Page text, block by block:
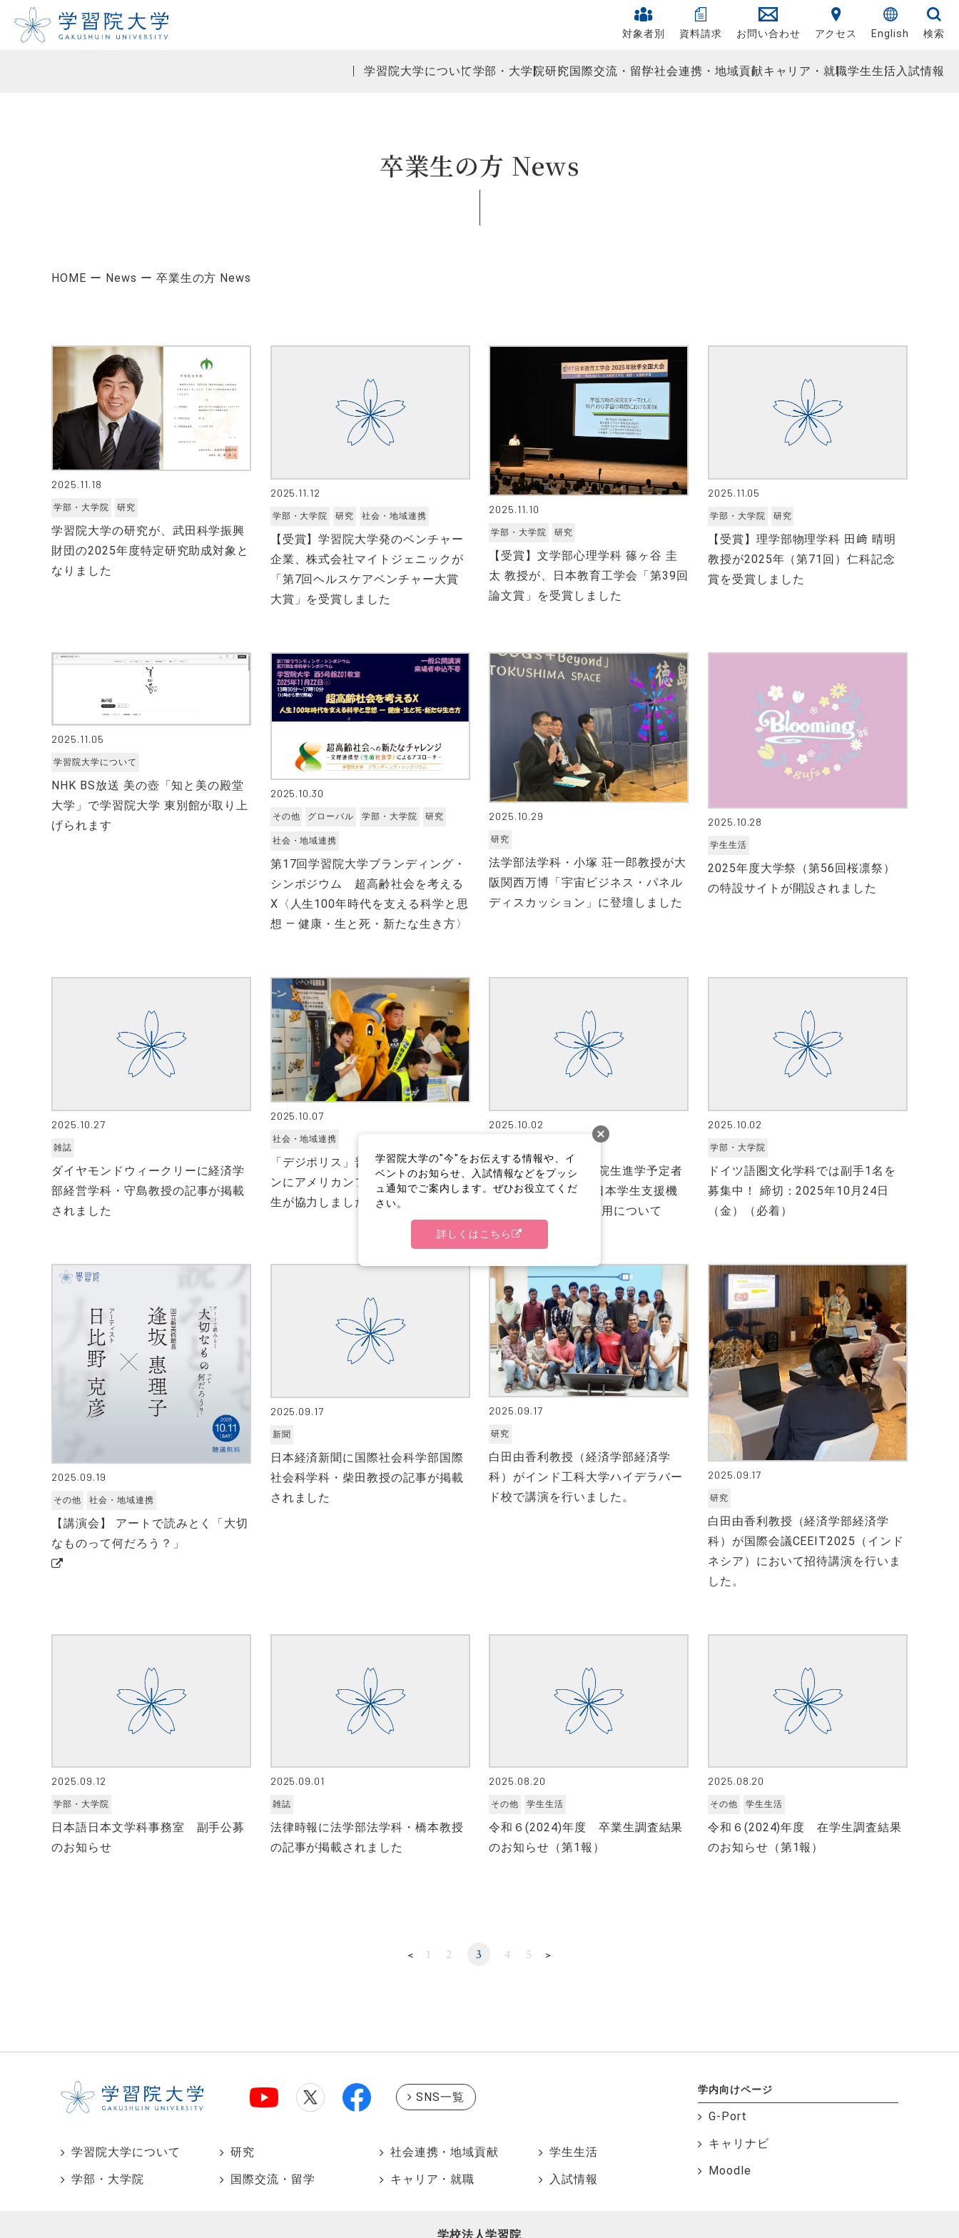
対象者別 資料請求 お問い合わせ アクセス English 検索
学習院大学について学部・大学院研究国際交流・留学社会連携・地域貢献キャリア・就職学生生活入試情報
卒業生の方 News
HOME News 卒業生の方 News
2025.11.18
学部・大学院 研究
学習院大学の研究が、武田科学振興
財団の2025年度特定研究助成対象と
なりました
2025.11.12
学部・大学院 研究 社会・地域連携
【受賞】学習院大学発のベンチャー
企業、株式会社マイトジェニックが
「第7回ヘルスケアベンチャー大賞
大賞」を受賞しました
2025.11.10
学部・大学院 研究
【受賞】文学部心理学科 篠ヶ谷 圭
太 教授が、日本教育工学会「第39回
論文賞」を受賞しました
2025.11.05
学部・大学院 研究
【受賞】理学部物理学科 田﨑 晴明
教授が2025年（第71回）仁科記念
賞を受賞しました
2025.11.05
学習院大学について
NHK BS放送 美の壺「知と美の殿堂
大学」で学習院大学 東別館が取り上
げられます
2025.10.30
その他 グローバル 学部・大学院 研究
社会・地域連携
第17回学習院大学ブランディング・
シンポジウム 超高齢社会を考える
Ⅹ〈人生100年時代を支える科学と思
想 ― 健康・生と死・新たな生き方〉
2025.10.29
研究
法学部法学科・小塚 荘一郎教授が大
阪関西万博「宇宙ビジネス・パネル
ディスカッション」に登壇しました
2025.10.28
学生生活
2025年度大学祭（第56回桜凛祭）
の特設サイトが開設されました
2025.10.27
雑誌
ダイヤモンドウィークリーに経済学
部経営学科・守島教授の記事が掲載
されました
2025.10.07
社会・地域連携
「デジポリス」普及啓発キャンペー
ンにアメリカンフットボール部の学
生が協力しました
2025.10.02
【大学院・法科大学院生進学予定者
向け】 令和８年度 日本学生支援機
構貸与奨学金 予約採用について
2025.10.02
学部・大学院
ドイツ語圏文化学科では副手1名を
募集中！ 締切：2025年10月24日
（金）（必着）
2025.09.19
その他 社会・地域連携
【講演会】 アートで読みとく「大切
なものって何だろう？」
2025.09.17
新聞
日本経済新聞に国際社会科学部国際
社会科学科・柴田教授の記事が掲載
されました
2025.09.17
研究
白田由香利教授（経済学部経済学
科）がインド工科大学ハイデラバー
ド校で講演を行いました。
2025.09.17
研究
白田由香利教授（経済学部経済学
科）が国際会議CEEIT2025（インド
ネシア）において招待講演を行いま
した。
2025.09.12
学部・大学院
日本語日本文学科事務室 副手公募
のお知らせ
2025.09.01
雑誌
法律時報に法学部法学科・橋本教授
の記事が掲載されました
2025.08.20
その他 学生生活
令和６(2024)年度 卒業生調査結果
のお知らせ（第1報）
2025.08.20
その他 学生生活
令和６(2024)年度 在学生調査結果
のお知らせ（第1報）
＜ 1 2 3 4 5 ＞
SNS一覧
学習院大学について 研究 社会連携・地域貢献
学生生活
学部・大学院
国際交流・留学 キャリア・就職 入試情報
学内向けページ
G-Port
キャリナビ
Moodle
学校法人学習院
学習院大学の"今"をお伝えする情報や、イ
ベントのお知らせ、入試情報などをプッシ
ュ通知でご案内します。ぜひお役立てくだ
さい。
詳しくはこちら